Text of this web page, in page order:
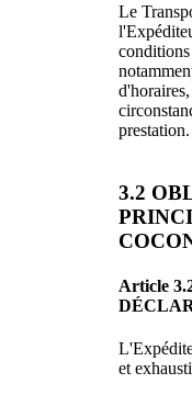
Le
prestation.
3.2
Article
et